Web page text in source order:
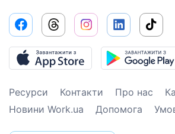
Ресурси Контакти Про нас
Новини Work.ua
Допомога